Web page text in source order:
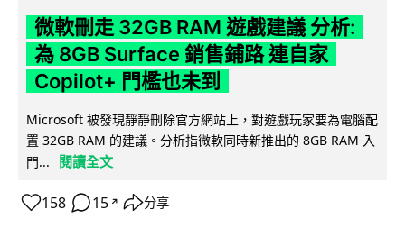
微軟刪走 32GB RAM 遊戲建議 分析:
為 8GB Surface 銷售鋪路 連自家
Copilot+ 門檻也未到
Microsoft 被發現靜靜刪除官方網站上，對遊戲玩家要為電腦配
置 32GB RAM 的建議。分析指微軟同時新推出的 8GB RAM 入
門...
閱讀全文
158 15 ↗ 分享